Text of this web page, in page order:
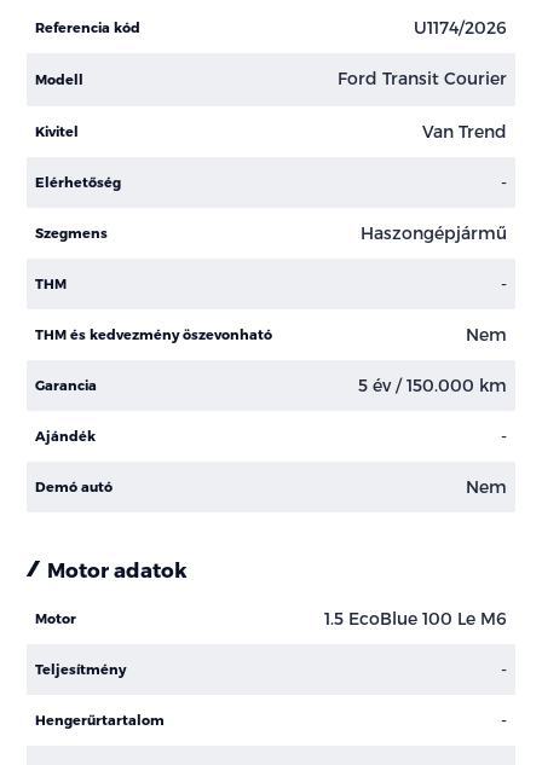
Referencia kód U1174/2026
Modell Ford Transit Courier
Kivitel Van Trend
Elérhetőség -
Szegmens Haszongépjármű
THM -
THM és kedvezmény öszevonható Nem
Garancia 5 év / 150.000 km
Ajándék -
Demó autó Nem
Motor adatok
Motor 1.5 EcoBlue 100 Le M6
Teljesítmény -
Hengerűrtartalom -